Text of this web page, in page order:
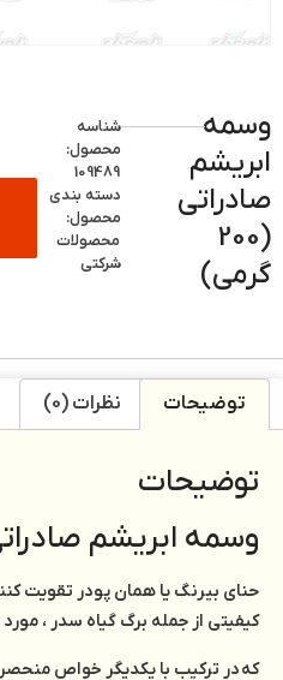
وسمه
ابریشم
صادراتی
(200
گرمی)
شناسه
محصول:
109489
دسته بندی
محصول:
محصولات
شرکتی
توضیحات نظرات (0)
توضیحات
وسمه ابریشم صادراتی (200
حنای بیرنگ یا همان پودر تقویت
کیفیتی از جمله برگ گیاه سدر ،
که در ترکیب با یکدیگر خواص